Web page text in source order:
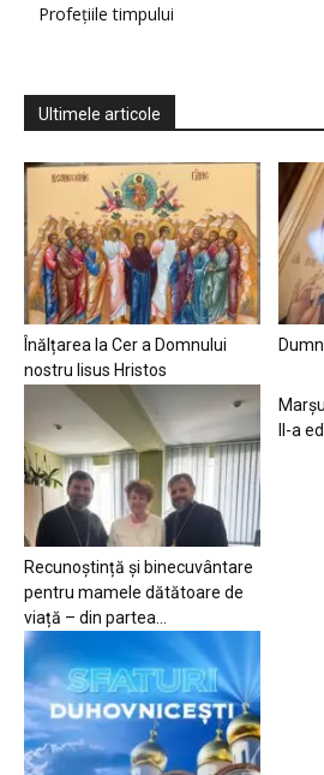
Profețiile timpului
Ultimele articole
Înălțarea la Cer a Domnului
nostru Iisus Hristos
Recunoștință și binecuvântare
pentru mamele dătătoare de
viață – din partea...
II-a